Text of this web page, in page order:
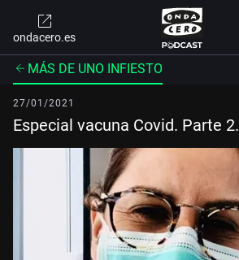
ondacero.es
MÁS DE UNO INFIESTO
27/01/2021
Especial vacuna Covid. Parte 2.